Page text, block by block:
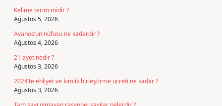
Kelime terim midir ?
Ağustos 5, 2026
Avanos’un nüfusu ne kadardır ?
Ağustos 4, 2026
21 ayet nedir ?
Ağustos 3, 2026
2024’te ehliyet ve kimlik birleştirme ücreti ne kadar ?
Ağustos 3, 2026